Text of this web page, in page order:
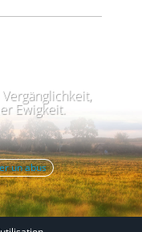
Ewigkeit.
un abus